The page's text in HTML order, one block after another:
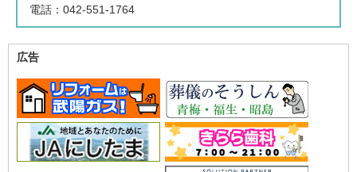
電話：042-551-1764
広告